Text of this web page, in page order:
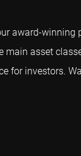
award-winning
main asset
for investors.